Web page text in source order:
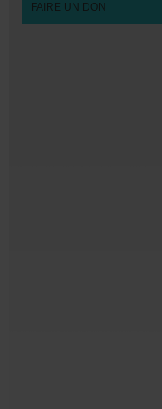
FAIREUNDON